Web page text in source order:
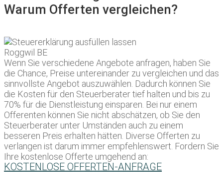
Warum Offerten vergleichen?
Wenn Sie verschiedene Angebote anfragen, haben Sie
die Chance, Preise untereinander zu vergleichen und das
sinnvollste Angebot auszuwählen. Dadurch können Sie
die Kosten für den Steuerberater tief halten und bis zu
70% für die Dienstleistung einsparen. Bei nur einem
Offerenten können Sie nicht abschätzen, ob Sie den
Steuerberater unter Umständen auch zu einem
besseren Preis erhalten hätten. Diverse Offerten zu
verlangen ist darum immer empfehlenswert. Fordern Sie
Ihre kostenlose Offerte umgehend an:
KOSTENLOSE OFFERTEN-ANFRAGE